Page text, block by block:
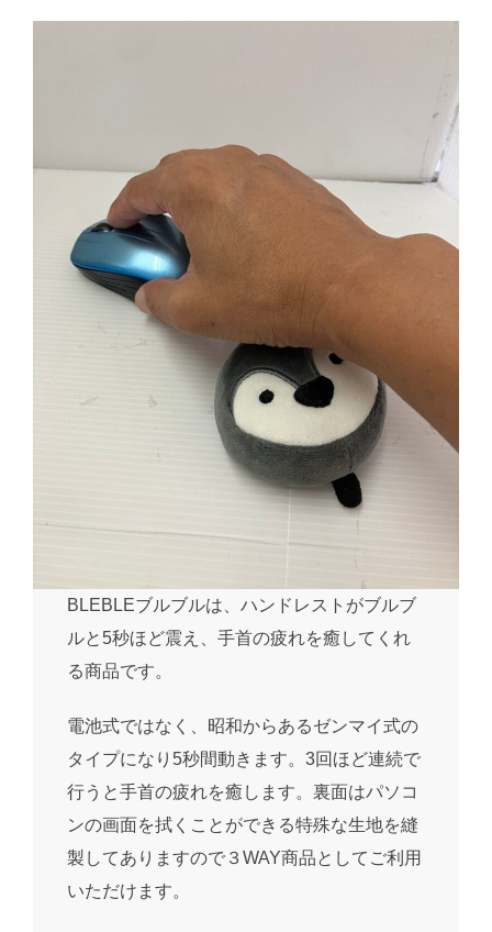
BLEBLEブルブルは、ハンドレストがブルブ
ルと5秒ほど震え、手首の疲れを癒してくれ
る商品です。
電池式ではなく、昭和からあるゼンマイ式の
タイプになり5秒間動きます。3回ほど連続で
行うと手首の疲れを癒します。裏面はパソコ
ンの画面を拭くことができる特殊な生地を縫
製してありますので３WAY商品としてご利用
いただけます。